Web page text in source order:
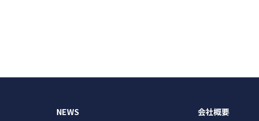
NEWS
会社概要